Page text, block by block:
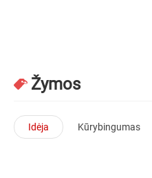
Žymos
Idėja Kūrybingumas